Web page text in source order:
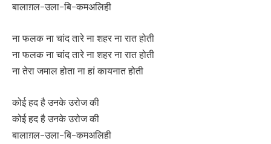
बालाग़ल-उला-बि-कमअलिही
ना फलक ना चांद तारे ना शहर ना रात होती
ना फलक ना चांद तारे ना शहर ना रात होती
ना तेरा जमाल होता ना हां कायनात होती
कोई हद है उनके उरोज की
कोई हद है उनके उरोज की
बालाग़ल-उला-बि-कमअलिही